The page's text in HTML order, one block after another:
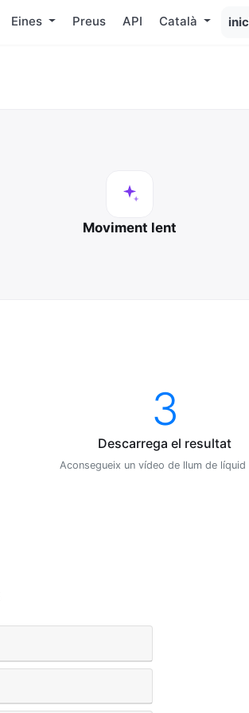
Eines Preus API Català
Moviment lent
3
Descarrega el resultat
Aconsegueix un vídeo de llum de líquid